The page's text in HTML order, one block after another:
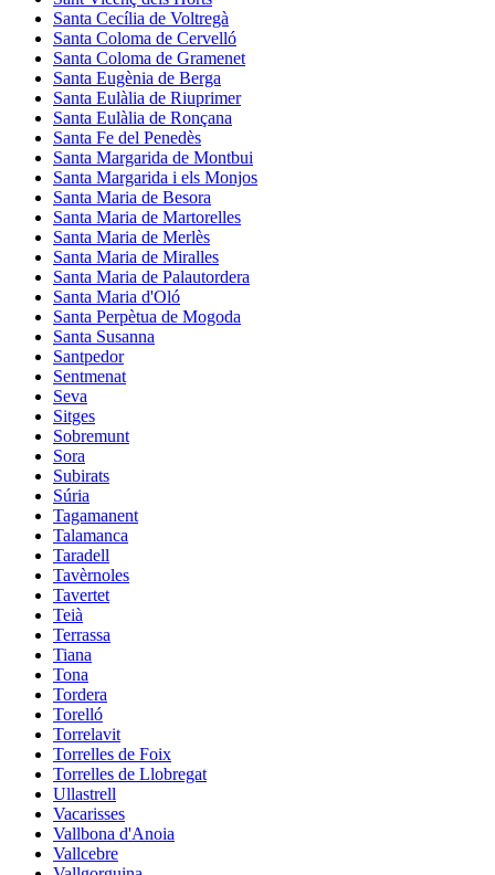
Santa Cecília de Voltregà
Santa Coloma de Cervelló
Santa Coloma de Gramenet
Santa Eugènia de Berga
Santa Eulàlia de Riuprimer
Santa Eulàlia de Ronçana
Santa Fe del Penedès
Santa Margarida de Montbui
Santa Margarida i els Monjos
Santa Maria de Besora
Santa Maria de Martorelles
Santa Maria de Merlès
Santa Maria de Miralles
Santa Maria de Palautordera
Santa Maria d'Oló
Santa Perpètua de Mogoda
Santa Susanna
Santpedor
Sentmenat
Seva
Sitges
Sobremunt
Sora
Subirats
Súria
Tagamanent
Talamanca
Taradell
Tavèrnoles
Tavertet
Teià
Terrassa
Tiana
Tona
Tordera
Torelló
Torrelavit
Torrelles de Foix
Torrelles de Llobregat
Ullastrell
Vacarisses
Vallbona d'Anoia
Vallcebre